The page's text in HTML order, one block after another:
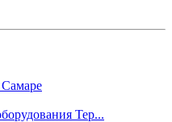
Тер...